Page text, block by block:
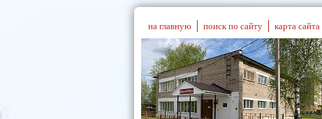
на главную поиск по сайту карта сайта